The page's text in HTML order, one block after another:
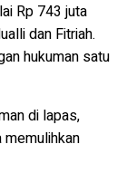
Rp 743 juta
dan Fitriah.
hukuman satu
di lapas,
memulihkan